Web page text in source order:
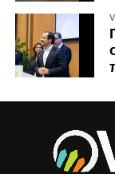
κοινωνικό
επιρροή.
θεσμικές
Η πολιτική